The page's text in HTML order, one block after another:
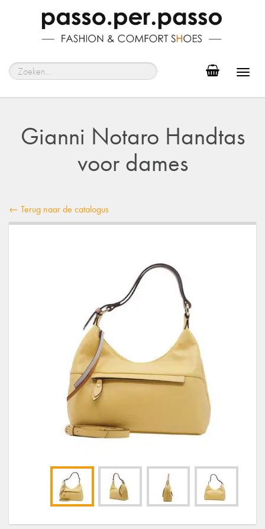
Gianni Notaro Handtas
voor dames
← Terug naar de catalogus